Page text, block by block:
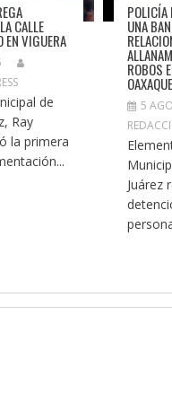
CALLE
EN VIGUERA
de
Ray
la primera
POLICÍA
UNA
ROBOS
5
Juárez